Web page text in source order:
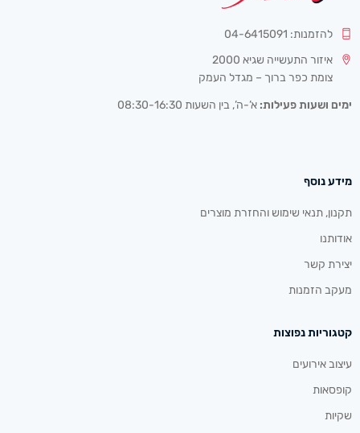
להזמנות: 04-6415091
איזור התעשייה שגיא 2000
צומת כפר ברוך – מגדל העמק
ימים ושעות פעילות: א’-ה’, בין השעות 08:30-16:30
מידע נוסף
תקנון, תנאי שימוש והחזרת מוצרים
אודותנו
יצירת קשר
מעקב הזמנות
קטגוריות נפוצות
עיצוב אירועים
קופסאות
שקיות